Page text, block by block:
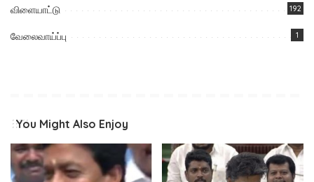
விளையாட்டு 192
வேலைவாய்ப்பு 1
You Might Also Enjoy